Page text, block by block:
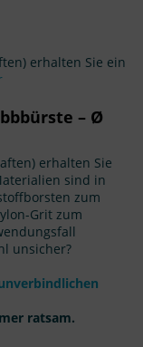
erhalten Sie ein
– Ø
erhalten Sie
sind in
zum
Grit zum
unsicher?
ratsam.